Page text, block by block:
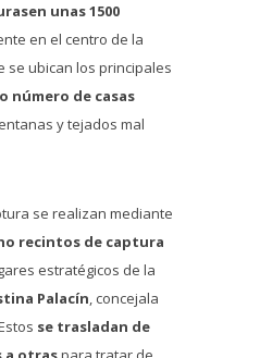
unas 1500
en el centro de la
se ubican los principales
número de casas
y tejados mal
se realizan mediante
recintos de captura
estratégicos de la
Palacín, concejala
se trasladan de